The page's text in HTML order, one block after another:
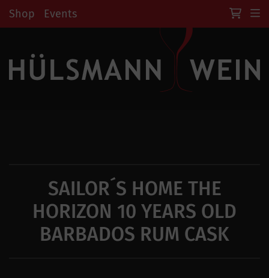
Shop Events
SAILOR´S HOME THE
HORIZON 10 YEARS OLD
BARBADOS RUM CASK